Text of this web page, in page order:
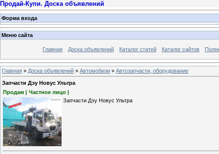
Продай-Купи. Доска объявлений
Форма входа
Меню сайта
Главная Доска объявлений Каталог статей Каталог сайтов
Главная » Доска объявлений » Автомобили » Автозапчасти, оборудование
Запчасти Дэу Новус Ультра
Продам | Частное лицо |
Запчасти Дэу Новус Ультра